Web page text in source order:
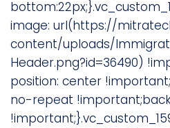
image: url(https://
content/uploads/
Header.png?id=36490)
position: center
no-repeat